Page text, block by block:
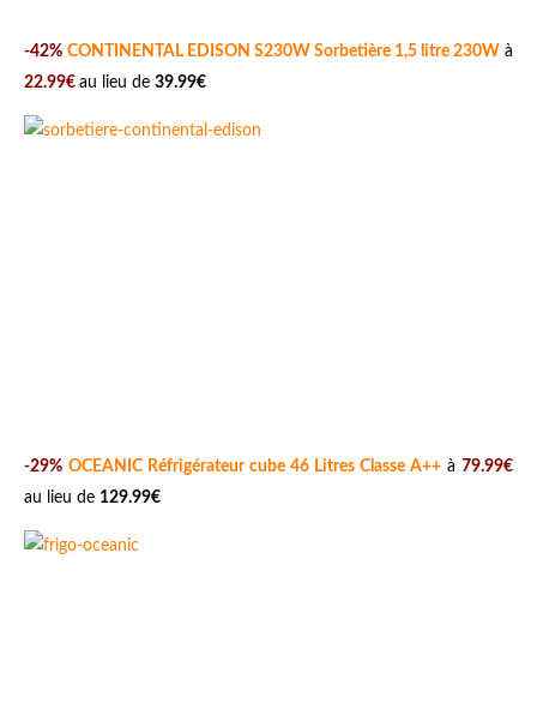
-42% CONTINENTAL EDISON S230W Sorbetière 1,5 litre 230W à
22.99€ au lieu de 39.99€
-29% OCEANIC Réfrigérateur cube 46 Litres Classe A++ à 79.99€
au lieu de 129.99€